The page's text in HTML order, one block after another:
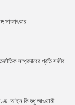
সাক্ষাৎকার
সম্প্রদায়ের প্রতি সজীব
আইন কি শুধু আওয়ামী